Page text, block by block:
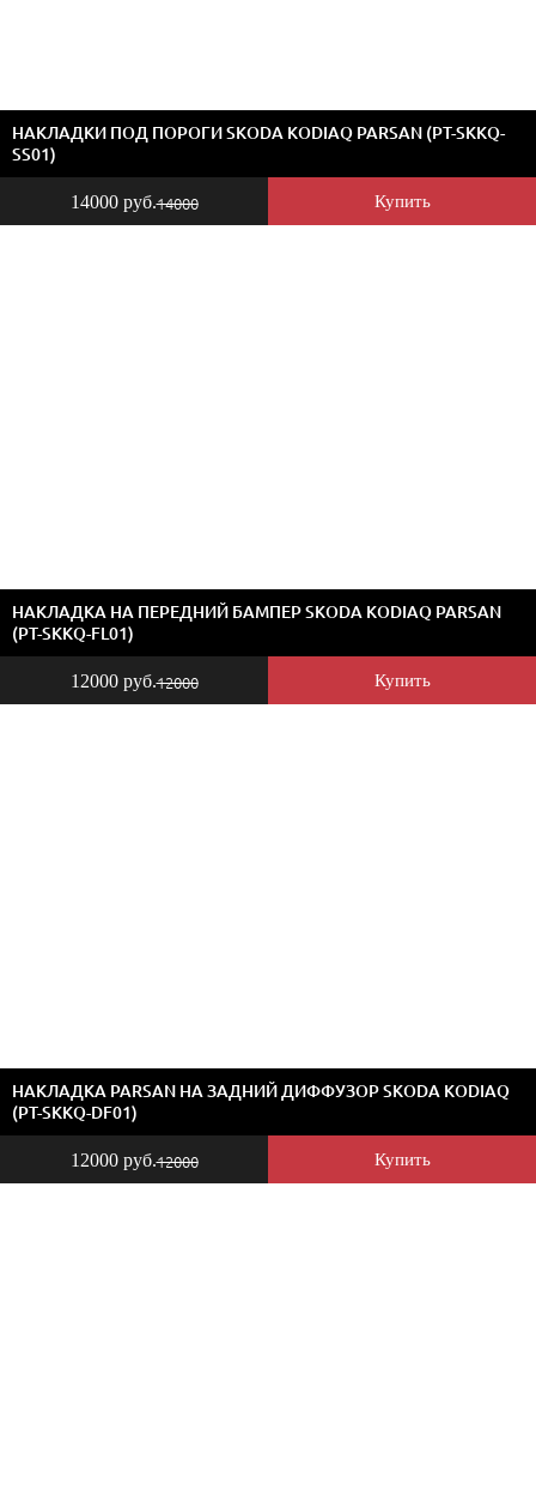
14000 руб.14000 Купить
НАКЛАДКИ ПОД ПОРОГИ SKODA KODIAQ PARSAN (PT-SKKQ-
SS01)
12000 руб.12000 Купить
НАКЛАДКА НА ПЕРЕДНИЙ БАМПЕР SKODA KODIAQ PARSAN
(PT-SKKQ-FL01)
12000 руб.12000 Купить
НАКЛАДКА PARSAN НА ЗАДНИЙ ДИФФУЗОР SKODA KODIAQ
(PT-SKKQ-DF01)